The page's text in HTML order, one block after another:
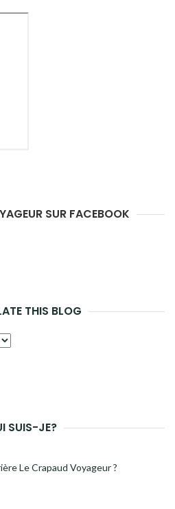
SUR FACEBOOK
THIS BLOG
SUIS-JE?
Le Crapaud Voyageur ?